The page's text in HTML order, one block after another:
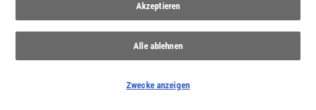
PARTNERINHALTE
Akzeptieren
Alle ablehnen
Zwecke anzeigen